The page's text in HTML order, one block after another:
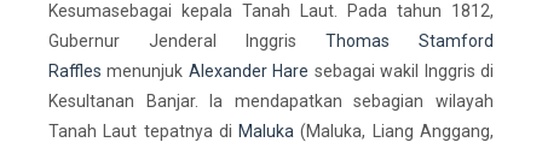
Kesumasebagai kepala Tanah Laut. Pada tahun 1812,
Gubernur Jenderal Inggris Thomas Stamford
Raffles menunjuk Alexander Hare sebagai wakil Inggris di
Kesultanan Banjar. Ia mendapatkan sebagian wilayah
Tanah Laut tepatnya di Maluka (Maluka, Liang Anggang,